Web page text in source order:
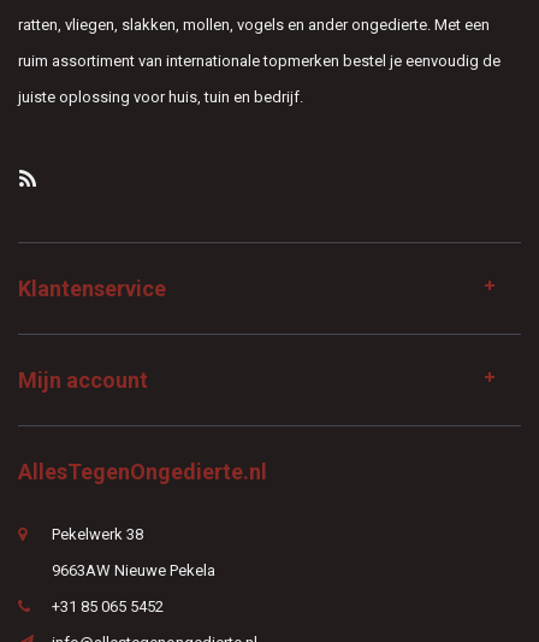
ratten, vliegen, slakken, mollen, vogels en ander ongedierte. Met een
ruim assortiment van internationale topmerken bestel je eenvoudig de
juiste oplossing voor huis, tuin en bedrijf.
Klantenservice
Mijn account
AllesTegenOngedierte.nl
Pekelwerk 38
9663AW Nieuwe Pekela
+31 85 065 5452